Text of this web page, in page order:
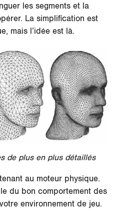
les segments et la
La simplification est
mais l’idée est là.
de plus en plus détaillés
au moteur physique.
du bon comportement des
environnement de jeu.